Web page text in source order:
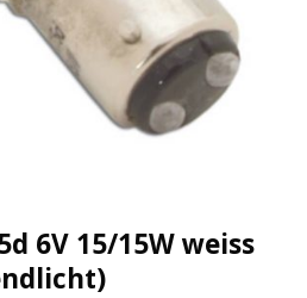
6V 15/15W weiss